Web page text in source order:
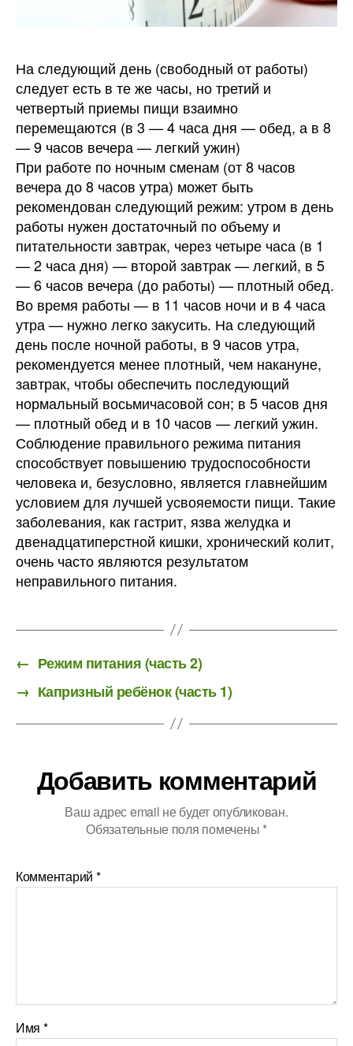
На следующий день (свободный от работы)
следует есть в те же часы, но третий и
четвертый приемы пищи взаимно
перемещаются (в 3 — 4 часа дня — обед, а в 8
— 9 часов вечера — легкий ужин)
При работе по ночным сменам (от 8 часов
вечера до 8 часов утра) может быть
рекомендован следующий режим: утром в день
работы нужен достаточный по объему и
питательности завтрак, через четыре часа (в 1
— 2 часа дня) — второй завтрак — легкий, в 5
— 6 часов вечера (до работы) — плотный обед.
Во время работы — в 11 часов ночи и в 4 часа
утра — нужно легко закусить. На следующий
день после ночной работы, в 9 часов утра,
рекомендуется менее плотный, чем накануне,
завтрак, чтобы обеспечить последующий
нормальный восьмичасовой сон; в 5 часов дня
— плотный обед и в 10 часов — легкий ужин.
Соблюдение правильного режима питания
способствует повышению трудоспособности
человека и, безусловно, является главнейшим
условием для лучшей усвояемости пищи. Такие
заболевания, как гастрит, язва желудка и
двенадцатиперстной кишки, хронический колит,
очень часто являются результатом
неправильного питания.
← Режим питания (часть 2)
→ Капризный ребёнок (часть 1)
Добавить комментарий
Ваш адрес email не будет опубликован.
Обязательные поля помечены *
Комментарий *
Имя *